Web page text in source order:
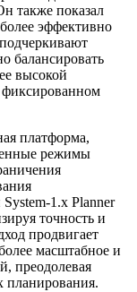
также показал
эффективно
балансировать
высокой
платформа,
режимы
System-1.x Planner
точность и
продвигает
масштабное и
преодолевая
планирования.